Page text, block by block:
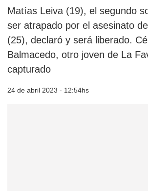
Matías Leiva (19), el segundo
ser atrapado por el asesinato
(25), declaró y será liberado.
Balmacedo, otro joven de La
capturado
24 de abril 2023 - 12:54hs